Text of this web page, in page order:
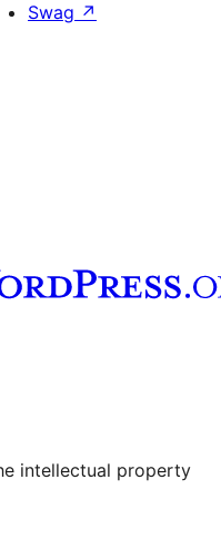
Swag ↗
Tumblr account
intellectual property